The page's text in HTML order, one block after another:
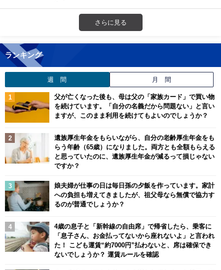
さらに見る
ランキング
週 間 月 間
父が亡くなった後も、母は父の「家族カード」で買い物
を続けています。「自分の名義だから問題ない」と言い
ますが、このまま利用を続けてもよいのでしょうか？
遺族厚生年金をもらいながら、自分の老齢厚生年金をも
らう年齢（65歳）になりました。両方とも全額もらえる
と思っていたのに、遺族厚生年金が減るって損じゃない
ですか？
娘夫婦が仕事の日は毎日孫の夕飯を作っています。家計
への負担も増えてきましたが、祖父母なら無償で協力す
るのが普通でしょうか？
4歳の息子と「新幹線の自由席」で帰省したら、乗客に
「息子さん、お金払ってないから座れないよ」と言われ
た！ こども運賃“約7000円”払わないと、席は確保でき
ないでしょうか？ 運賃ルールを確認